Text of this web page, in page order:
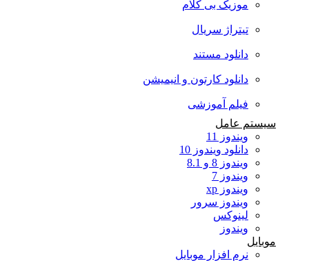
موزیک بی کلام
تیتراژ سریال
دانلود مستند
دانلود کارتون و انیمیشن
فیلم آموزشی
سیستم عامل
ویندوز 11
دانلود ویندوز 10
ویندوز 8 و 8.1
ویندوز 7
ویندوز xp
ویندوز سرور
لینوکس
ویندوز
موبایل
نرم افزار موبایل